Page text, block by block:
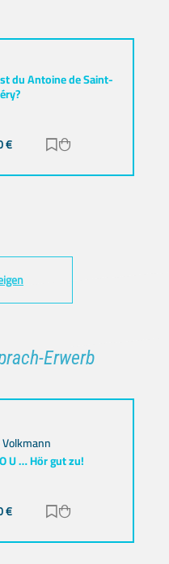
du Antoine de Saint-
€ Zur Merkliste
Erwerb
U … Hör gut zu!
€ Zur Merkliste